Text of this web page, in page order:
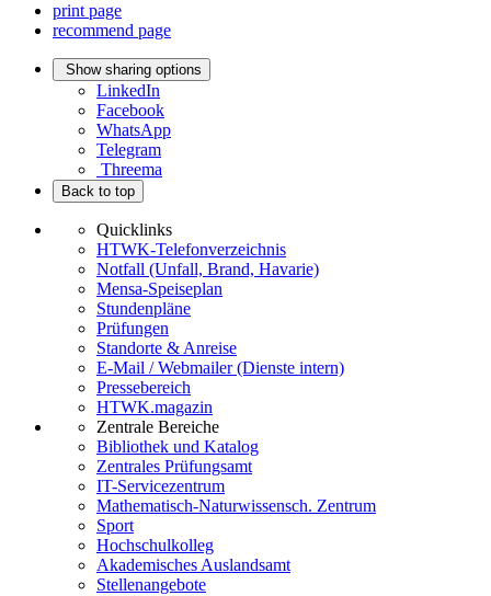
print page
recommend page
Show sharing options
LinkedIn
Facebook
WhatsApp
Telegram
Threema
Back to top
Quicklinks
HTWK-Telefonverzeichnis
Notfall (Unfall, Brand, Havarie)
Mensa-Speiseplan
Stundenpläne
Prüfungen
Standorte & Anreise
E-Mail / Webmailer (Dienste intern)
Pressebereich
HTWK.magazin
Zentrale Bereiche
Bibliothek und Katalog
Zentrales Prüfungsamt
IT-Servicezentrum
Mathematisch-Naturwissensch. Zentrum
Sport
Hochschulkolleg
Akademisches Auslandsamt
Stellenangebote